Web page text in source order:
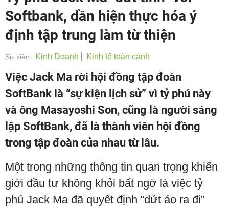
Softbank, dần hiện thực hóa ý
định tập trung làm từ thiện
Sự kiện: Kinh Doanh Kinh tế toàn cảnh
Việc Jack Ma rời hội đồng tập đoàn
SoftBank là “sự kiện lịch sử” vì tỷ phú này
và ông Masayoshi Son, cũng là người sáng
lập SoftBank, đã là thành viên hội đồng
trong tập đoàn của nhau từ lâu.
Một trong những thông tin quan trọng khiến
giới đầu tư không khỏi bất ngờ là việc tỷ
phú Jack Ma đã quyết định “dứt áo ra đi”